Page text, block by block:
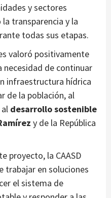
y sectores
transparencia y la
todas sus etapas.
valoró positivamente
necesidad de continuar
infraestructura hídrica
de la población, al
desarrollo sostenible
y de la República
proyecto, la CAASD
trabajar en soluciones
el sistema de